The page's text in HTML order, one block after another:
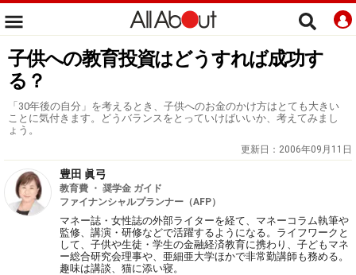
子供への教育投資はどうすれば成功す
る？
「30年後の自分」を考えるとき、子供へのお金のかけ方はとても大きい
ことに気付きます。どうバランスをとっていけばいいか、考えてみまし
ょう。
更新日： 2006年09月11日
豊田 眞弓
教育費 ・ 奨学金 ガイド
ファイナンシャルプランナー（AFP）
マネー誌・女性誌の外部ライターを経て、マネーコラム執筆や
監修、講演・研修などで活躍するようになる。ライフワークと
して、子供や生徒・学生の金融経済教育に携わり、子どもマネ
ー総合研究会理事や、亜細亜大学ほかで非常勤講師も務める。
趣味は講談、猫に添い寝。